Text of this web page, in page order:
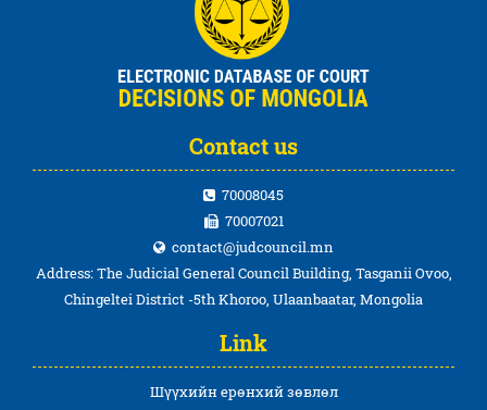
Contact us
70008045
70007021
contact@judcouncil.mn
Address: The Judicial General Council Building, Tasganii Ovoo,
Chingeltei District -5th Khoroo, Ulaanbaatar, Mongolia
Link
Шүүхийн ерөнхий зөвлөл